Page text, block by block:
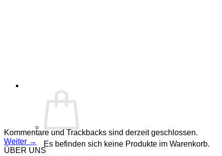
Es befinden sich keine Produkte im Warenkorb.
Kommentare und Trackbacks sind derzeit geschlossen.
Weiter →
ÜBER UNS